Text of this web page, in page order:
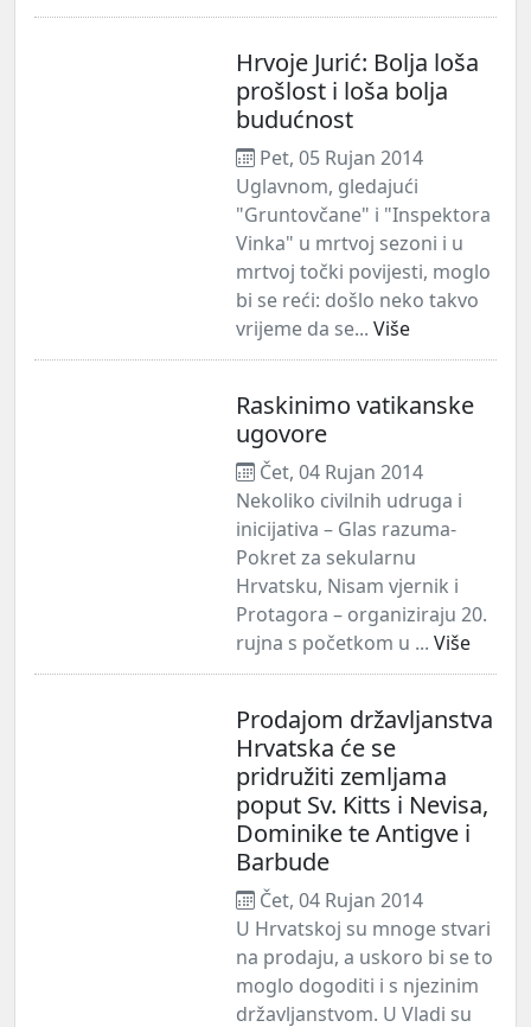
Hrvoje Jurić: Bolja loša
prošlost i loša bolja
budućnost
Pet, 05 Rujan 2014
Uglavnom, gledajući
"Gruntovčane" i "Inspektora
Vinka" u mrtvoj sezoni i u
mrtvoj točki povijesti, moglo
bi se reći: došlo neko takvo
vrijeme da se... Više
Raskinimo vatikanske
ugovore
Čet, 04 Rujan 2014
Nekoliko civilnih udruga i
inicijativa – Glas razuma-
Pokret za sekularnu
Hrvatsku, Nisam vjernik i
Protagora – organiziraju 20.
rujna s početkom u ... Više
Prodajom državljanstva
Hrvatska će se
pridružiti zemljama
poput Sv. Kitts i Nevisa,
Dominike te Antigve i
Barbude
Čet, 04 Rujan 2014
U Hrvatskoj su mnoge stvari
na prodaju, a uskoro bi se to
moglo dogoditi i s njezinim
državljanstvom. U Vladi su